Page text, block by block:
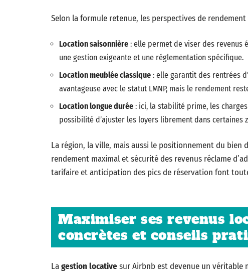
Selon la formule retenue, les perspectives de
Location saisonnière : elle permet de viser des revenus
une gestion exigeante et une réglementation spécifique.
Location meublée classique : elle garantit des rentrées
avantageuse avec le statut LMNP, mais le rendement
Location longue durée : ici, la stabilité prime, les
possibilité d’ajuster les loyers librement dans certaines
La région, la ville, mais aussi le positionnement du
rendement maximal et sécurité des revenus réclame
tarifaire et anticipation des pics de réservation font
Maximiser ses revenus
concrètes et conseils
Lagestion locativesur Airbnb est devenue un véritable